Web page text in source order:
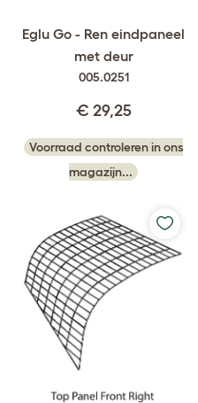
Eglu Go - Ren eindpaneel
met deur
005.0251
€ 29,25
Voorraad controleren in ons
magazijn...